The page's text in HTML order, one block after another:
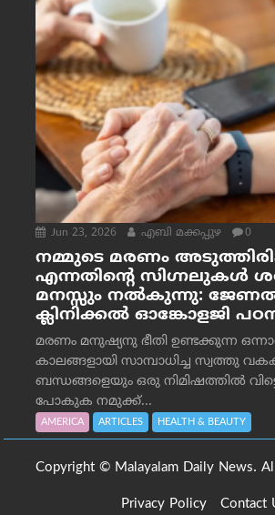
Jun 23, 2026 എബി മക്കപ്പുഴ 0
നമ്മുടെ മരണം
എന്നതിന്റെ സിഗ്നലുകൾ
മനസ്സും നല്‍കുന്നു:
ക്ലിനിക്കല്‍ ഓങ്കോളജി
മരണം മനുഷ്യനു ഭീതി ഉണ്ടക്കുന്ന
കാലങ്ങളായി സാമ്പാധിച്ച സ്വത്തു
ബന്ധങ്ങളെയും ഒരു നിമിഷത്തിൽ
പോകുക നമുക്ക്...
AMERICA ARTICLES HEALTH & BEAUTY
Copyright © Malayalam Daily News.
Privacy Policy
Contact